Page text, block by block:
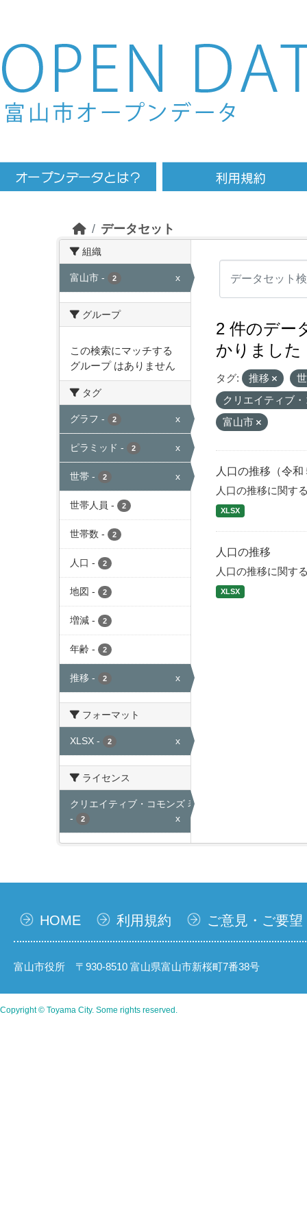
Skip to main content
データセット
組織
富山市 - 2 x
グループ
この検索にマッチする
グループ はありません
タグ
グラフ - 2 x
ピラミッド - 2 x
世帯 - 2 x
世帯人員 - 2
世帯数 - 2
人口 - 2
地図 - 2
増減 - 2
年齢 - 2
推移 - 2 x
フォーマット
XLSX - 2 x
ライセンス
クリエイティブ・コモンズ 表示
-
2 x
2 件のデー
かりました
タグ: 推移
クリエイティブ
富山市
人口の推移（令和
人口の推移に関す
XLSX
人口の推移
人口の推移に関す
XLSX
HOME 利用規約 ご意見・ご要望
富山市役所 〒930-8510 富山県富山市新桜町7番38号
Copyright © Toyama City. Some rights reserved.